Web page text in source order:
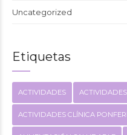
Uncategorized
Etiquetas
ACTIVIDADES
ACTIVIDADES CLÍNICA